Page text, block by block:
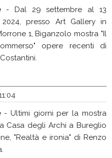
- Dal 29 settembre al 13
presso Art Gallery in
1, Biganzolo mostra "Il
opere recenti di
- Ultimi giorni per la mostra
Casa degli Archi a Bureglio
"Realtà e ironia" di Renzo